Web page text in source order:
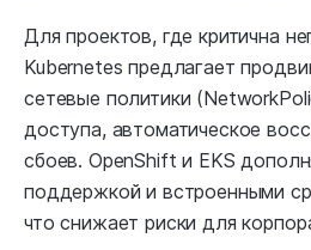
Для проектов, где критична
Kubernetes предлагает
сетевые политики
доступа, автоматическое
сбоев. OpenShift и EKS
поддержкой и встроенными
что снижает риски для